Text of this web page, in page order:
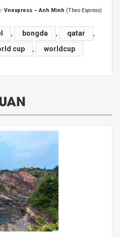
Vnexpress – Anh Minh (Theo Express)
, bongda , qatar
,
cup , worldcup